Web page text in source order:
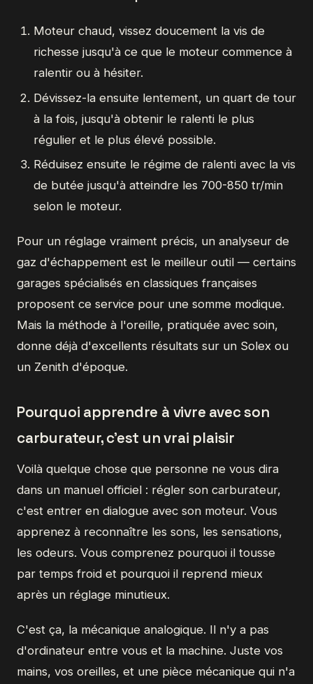
Moteur chaud, vissez doucement la vis de
richesse jusqu'à ce que le moteur commence à
ralentir ou à hésiter.
Dévissez-la ensuite lentement, un quart de tour
à la fois, jusqu'à obtenir le ralenti le plus
régulier et le plus élevé possible.
Réduisez ensuite le régime de ralenti avec la vis
de butée jusqu'à atteindre les 700-850 tr/min
selon le moteur.
Pour un réglage vraiment précis, un analyseur de
gaz d'échappement est le meilleur outil — certains
garages spécialisés en classiques françaises
proposent ce service pour une somme modique.
Mais la méthode à l'oreille, pratiquée avec soin,
donne déjà d'excellents résultats sur un Solex ou
un Zenith d'époque.
Pourquoi apprendre à vivre avec son
carburateur, c'est un vrai plaisir
Voilà quelque chose que personne ne vous dira
dans un manuel officiel : régler son carburateur,
c'est entrer en dialogue avec son moteur. Vous
apprenez à reconnaître les sons, les sensations,
les odeurs. Vous comprenez pourquoi il tousse
par temps froid et pourquoi il reprend mieux
après un réglage minutieux.
C'est ça, la mécanique analogique. Il n'y a pas
d'ordinateur entre vous et la machine. Juste vos
mains, vos oreilles, et une pièce mécanique qui n'a